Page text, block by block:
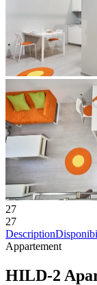
27
27
Description
Appartement
HILD-2